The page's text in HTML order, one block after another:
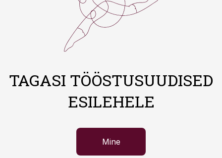
TAGASI TÖÖSTUSUUDISED
ESILEHELE
Mine